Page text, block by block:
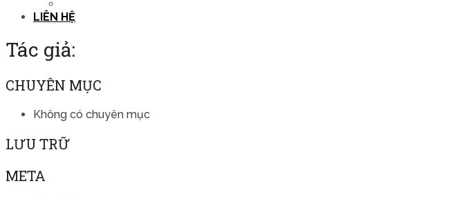
LIÊN HỆ
Tác giả:
CHUYÊN MỤC
Không có chuyên mục
LƯU TRỮ
META